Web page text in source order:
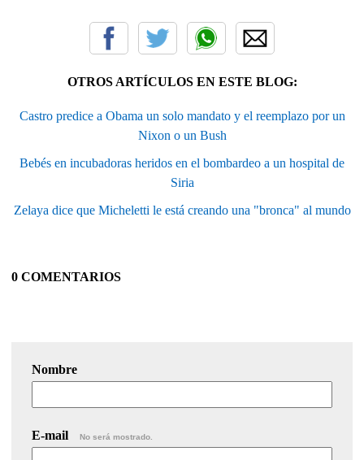
OTROS ARTÍCULOS EN ESTE BLOG:
Castro predice a Obama un solo mandato y el reemplazo por un
Nixon o un Bush
Bebés en incubadoras heridos en el bombardeo a un hospital de
Siria
Zelaya dice que Micheletti le está creando una "bronca" al mundo
0 COMENTARIOS
Nombre
E-mail No será mostrado.